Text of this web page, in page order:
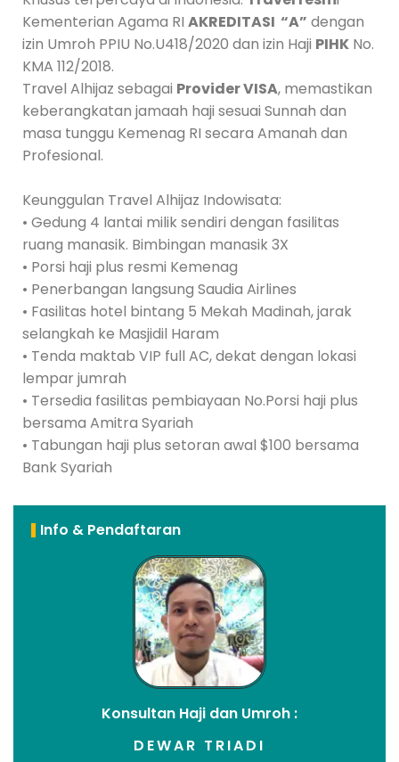
Kementerian Agama RI AKREDITASI “A” dengan
izin Umroh PPIU No.U418/2020 dan izin Haji PIHK No.
KMA 112/2018.
Travel Alhijaz sebagai Provider VISA, memastikan
keberangkatan jamaah haji sesuai Sunnah dan
masa tunggu Kemenag RI secara Amanah dan
Profesional.
Keunggulan Travel Alhijaz Indowisata:
• Gedung 4 lantai milik sendiri dengan fasilitas
ruang manasik. Bimbingan manasik 3X
• Porsi haji plus resmi Kemenag
• Penerbangan langsung Saudia Airlines
• Fasilitas hotel bintang 5 Mekah Madinah, jarak
selangkah ke Masjidil Haram
• Tenda maktab VIP full AC, dekat dengan lokasi
lempar jumrah
• Tersedia fasilitas pembiayaan No.Porsi haji plus
bersama Amitra Syariah
• Tabungan haji plus setoran awal $100 bersama
Bank Syariah
Info & Pendaftaran
Konsultan Haji dan Umroh :
DEWAR TRIADI